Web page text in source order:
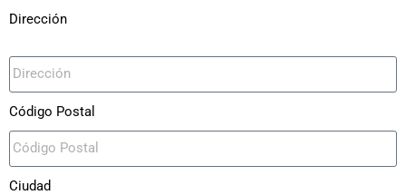
Dirección
Código Postal
Ciudad